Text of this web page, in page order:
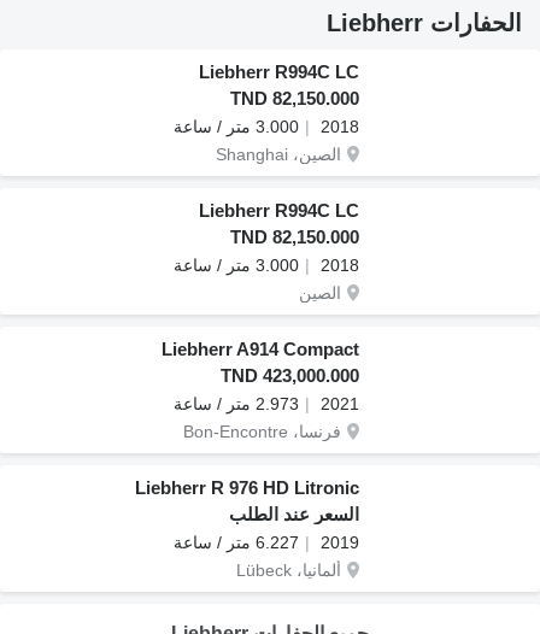
الحفارات Liebherr
Liebherr R994C LC
TND 82,150.000
2018
3.000 متر / ساعة
الصين، Shanghai
Liebherr R994C LC
TND 82,150.000
2018
3.000 متر / ساعة
الصين
Liebherr A914 Compact
TND 423,000.000
2021
2.973 متر / ساعة
فرنسا، Bon-Encontre
Liebherr R 976 HD Litronic
السعر عند الطلب
2019
6.227 متر / ساعة
ألمانيا، Lübeck